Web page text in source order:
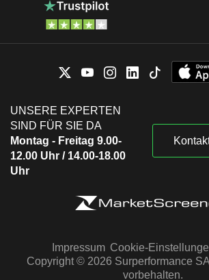
UNSERE EXPERTEN
SIND FÜR SIE DA
Montag - Freitag 9.00-
12.00 Uhr / 14.00-18.00
Uhr
Impressum Cookie-
Copyright © 2026 Surperformance
vorbehalten.